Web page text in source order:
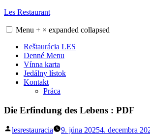
Skip
content
Les Restaurant
Menu + × expanded collapsed
Reštaurácia LES
Denné Menu
Vínna karta
Jedálny lístok
Kontakt
Práca
Die Erfindung des Lebens : PDF
Posted
lesrestauracia 9. júna 20254. decembra